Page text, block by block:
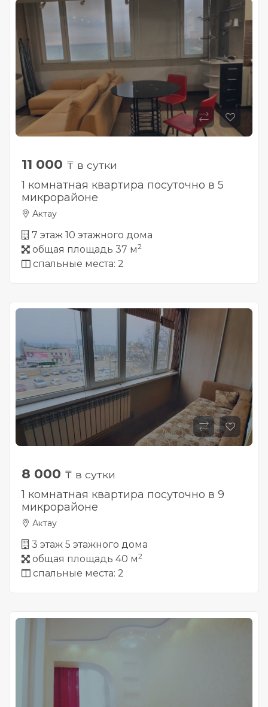
11 000 ₸ в сутки
1 комнатная квартира посуточно в 5
микрорайоне
Актау
7 этаж 10 этажного дома
общая площадь 37 м2
спальные места: 2
8 000 ₸ в сутки
1 комнатная квартира посуточно в 9
микрорайоне
Актау
3 этаж 5 этажного дома
общая площадь 40 м2
спальные места: 2